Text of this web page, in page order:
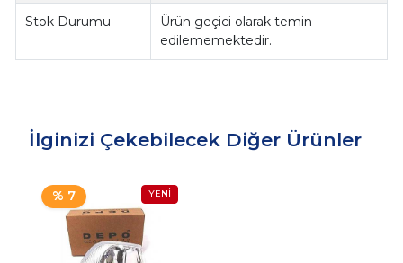
Stok Durumu
Ürün geçici olarak temin
edilememektedir.
İlginizi Çekebilecek Diğer Ürünler
% 7